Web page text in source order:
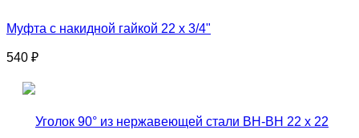
Муфта с накидной гайкой 22 x 3/4"
540 ₽